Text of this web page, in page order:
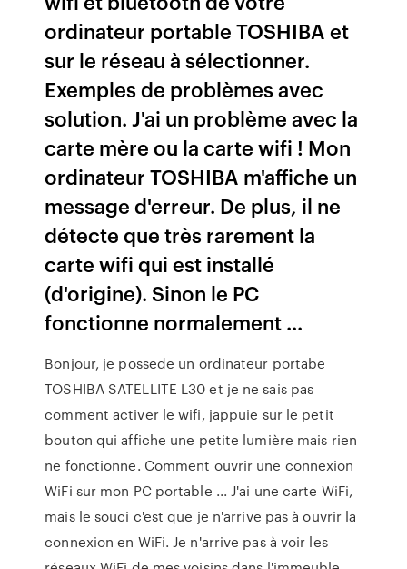
ordinateur portable TOSHIBA et
sur le réseau à sélectionner.
Exemples de problèmes avec
solution. J'ai un problème avec la
carte mère ou la carte wifi ! Mon
ordinateur TOSHIBA m'affiche un
message d'erreur. De plus, il ne
détecte que très rarement la
carte wifi qui est installé
(d'origine). Sinon le PC
fonctionne normalement ...
Bonjour, je possede un ordinateur portabe
TOSHIBA SATELLITE L30 et je ne sais pas
comment activer le wifi, jappuie sur le petit
bouton qui affiche une petite lumière mais rien
ne fonctionne. Comment ouvrir une connexion
WiFi sur mon PC portable ... J'ai une carte WiFi,
mais le souci c'est que je n'arrive pas à ouvrir la
connexion en WiFi. Je n'arrive pas à voir les